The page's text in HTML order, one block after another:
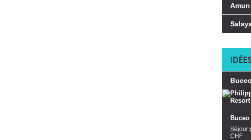
Séjour
CHF